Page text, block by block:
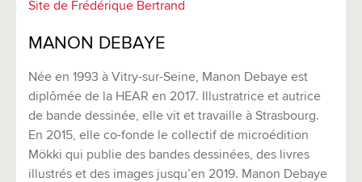
Site de Frédérique Bertrand
MANON DEBAYE
Née en 1993 à Vitry-sur-Seine, Manon Debaye est
diplômée de la HEAR en 2017. Illustratrice et autrice
de bande dessinée, elle vit et travaille à Strasbourg.
En 2015, elle co-fonde le collectif de microédition
Mökki qui publie des bandes dessinées, des livres
illustrés et des images jusqu’en 2019. Manon Debaye